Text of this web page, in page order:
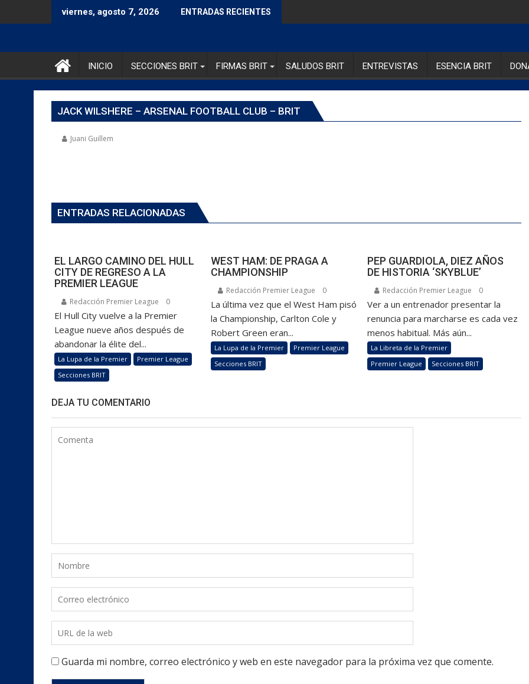
viernes, agosto 7, 2026 ENTRADAS RECIENTES
INICIO SECCIONES BRIT FIRMAS BRIT SALUDOS BRIT ENTREVISTAS ESENCIA BRIT
JACK WILSHERE – ARSENAL FOOTBALL CLUB – BRIT
Juani Guillem
ENTRADAS RELACIONADAS
EL LARGO CAMINO DEL HULL
CITY DE REGRESO A LA
PREMIER LEAGUE
Redacción Premier League 0
El Hull City vuelve a la Premier
League nueve años después de
abandonar la élite del...
La Lupa de la Premier
Premier League
Secciones BRIT
WEST HAM: DE PRAGA A
CHAMPIONSHIP
Redacción Premier League 0
La última vez que el West Ham pisó
la Championship, Carlton Cole y
Robert Green eran...
La Lupa de la Premier
Premier League
Secciones BRIT
PEP GUARDIOLA, DIEZ AÑOS
DE HISTORIA ‘SKYBLUE’
Redacción Premier League 0
Ver a un entrenador presentar la
renuncia para marcharse es cada vez
menos habitual. Más aún...
La Libreta de la Premier
Premier League
Secciones BRIT
DEJA TU COMENTARIO
Guarda mi nombre, correo electrónico y web en este navegador para la próxima vez que comente.